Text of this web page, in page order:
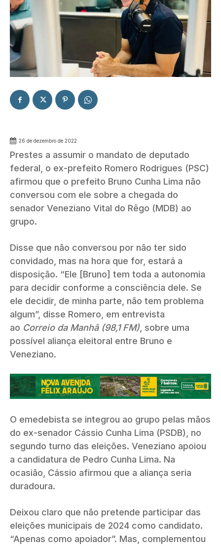
26 de dezembro de 2022
Prestes a assumir o mandato de deputado
federal, o ex-prefeito Romero Rodrigues (PSC)
afirmou que o prefeito Bruno Cunha Lima não
conversou com ele sobre a chegada do
senador Veneziano Vital do Rêgo (MDB) ao
grupo.
Disse que não conversou por não ter sido
convidado, mas na hora que for, estará a
disposição. “Ele [Bruno] tem toda a autonomia
para decidir conforme a consciência dele. Se
ele decidir, de minha parte, não tem problema
algum”, disse Romero, em entrevista
ao Correio da Manhã (98,1 FM), sobre uma
possível aliança eleitoral entre Bruno e
Veneziano.
O emedebista se integrou ao grupo pelas mãos
do ex-senador Cássio Cunha Lima (PSDB), no
segundo turno das eleições. Veneziano apoiou
a candidatura de Pedro Cunha Lima. Na
ocasião, Cássio afirmou que a aliança seria
duradoura.
Deixou claro que não pretende participar das
eleições municipais de 2024 como candidato.
“Apenas como apoiador”. Mas, complementou